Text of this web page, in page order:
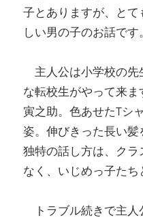
子とありますが、と
しい男の子のお話です。
主人公は小学校の先
な転校生がやって来
寅之助。色あせたTシ
姿。伸びきった長い
独特の話し方は、ク
なく、いじめっ子たち
トラブル続きで主人